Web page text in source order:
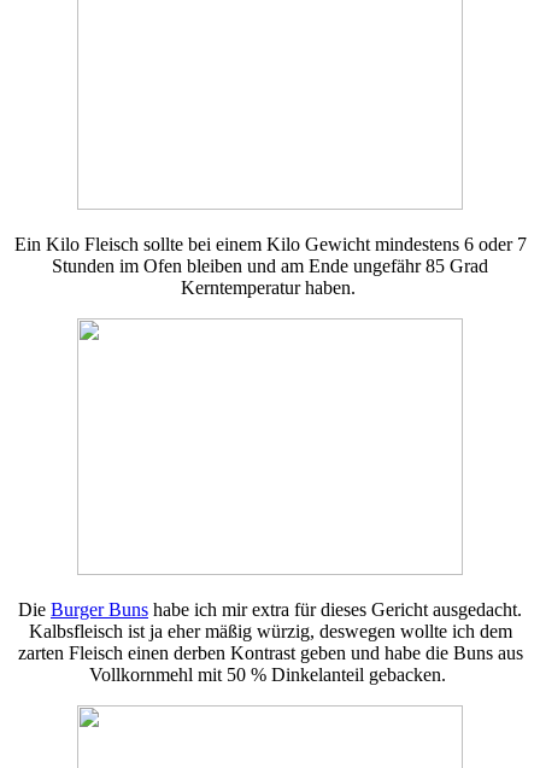
Ein Kilo Fleisch sollte bei einem Kilo Gewicht mindestens 6 oder 7
Stunden im Ofen bleiben und am Ende ungefähr 85 Grad
Kerntemperatur haben.
Die Burger Buns habe ich mir extra für dieses Gericht ausgedacht.
Kalbsfleisch ist ja eher mäßig würzig, deswegen wollte ich dem
zarten Fleisch einen derben Kontrast geben und habe die Buns aus
Vollkornmehl mit 50 % Dinkelanteil gebacken.